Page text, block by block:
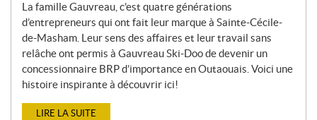
La famille Gauvreau, c’est quatre générations
d’entrepreneurs qui ont fait leur marque à Sainte-Cécile-
de-Masham. Leur sens des affaires et leur travail sans
relâche ont permis à Gauvreau Ski-Doo de devenir un
concessionnaire BRP d’importance en Outaouais. Voici une
histoire inspirante à découvrir ici!
LIRE LA SUITE